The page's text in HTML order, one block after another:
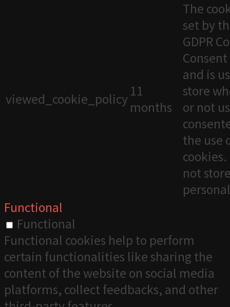
viewed_cookie_policy 11
months
The
set by
GDPR
and is
store
or not
the use
not
Functional
Functional
Functional cookies help to perform
certain functionalities like sharing the
content of the website on social media
platforms, collect feedbacks, and other